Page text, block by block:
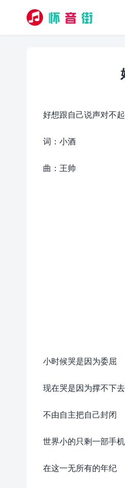
好想跟自己说声对不
词：小酒
曲：王帅
小时候哭是因为委屈
现在哭是因为撑不下去
不由自主把自己封闭
世界小的只剩一部手机
在这一无所有的年纪